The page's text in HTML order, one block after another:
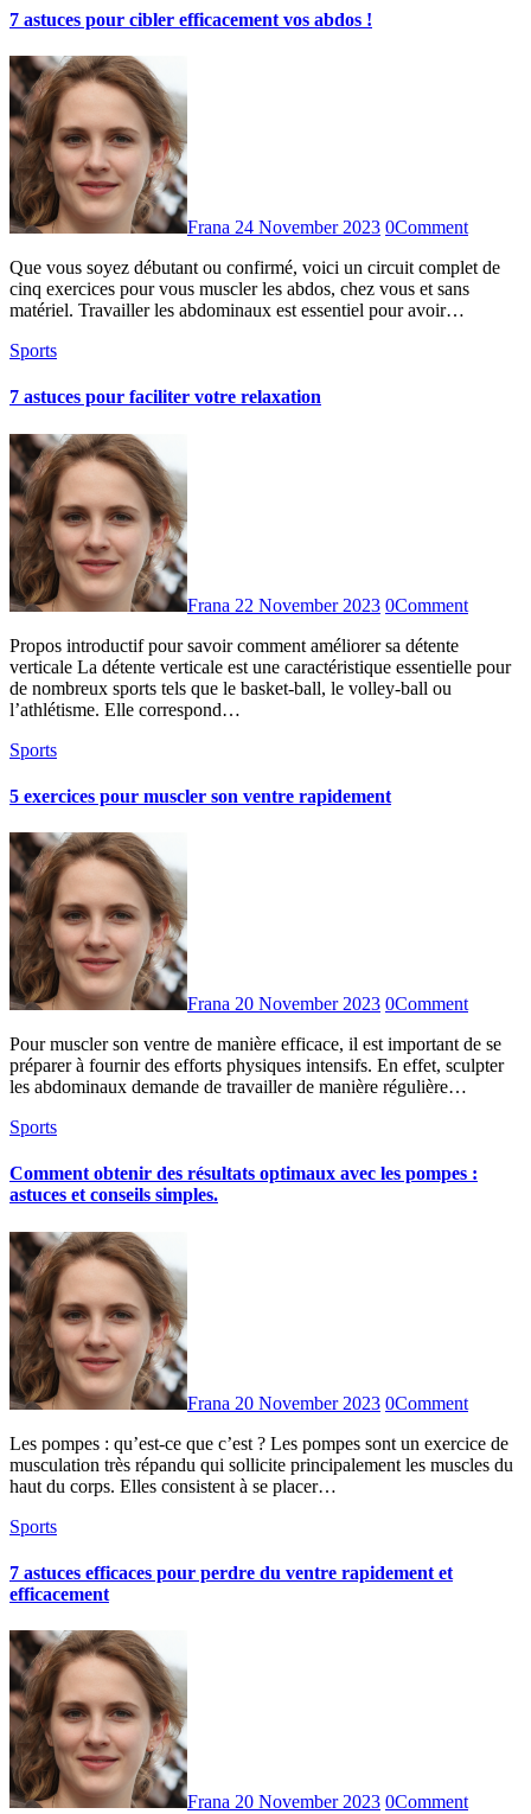
7 astuces pour cibler efficacement vos abdos !
Frana 24 November 2023 0Comment
Que vous soyez débutant ou confirmé, voici un circuit complet de
cinq exercices pour vous muscler les abdos, chez vous et sans
matériel. Travailler les abdominaux est essentiel pour avoir…
Sports
7 astuces pour faciliter votre relaxation
Frana 22 November 2023 0Comment
Propos introductif pour savoir comment améliorer sa détente
verticale La détente verticale est une caractéristique essentielle pour
de nombreux sports tels que le basket-ball, le volley-ball ou
l’athlétisme. Elle correspond…
Sports
5 exercices pour muscler son ventre rapidement
Frana 20 November 2023 0Comment
Pour muscler son ventre de manière efficace, il est important de se
préparer à fournir des efforts physiques intensifs. En effet, sculpter
les abdominaux demande de travailler de manière régulière…
Sports
Comment obtenir des résultats optimaux avec les pompes :
astuces et conseils simples.
Frana 20 November 2023 0Comment
Les pompes : qu’est-ce que c’est ? Les pompes sont un exercice de
musculation très répandu qui sollicite principalement les muscles du
haut du corps. Elles consistent à se placer…
Sports
7 astuces efficaces pour perdre du ventre rapidement et
efficacement
Frana 20 November 2023 0Comment